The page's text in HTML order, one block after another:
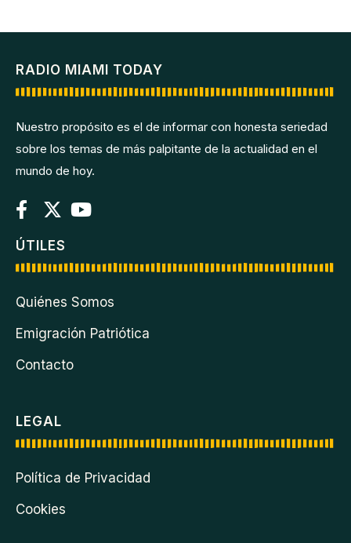
RADIO MIAMI TODAY
Nuestro propósito es el de informar con honesta seriedad
sobre los temas de más palpitante de la actualidad en el
mundo de hoy.
ÚTILES
Quiénes Somos
Emigración Patriótica
Contacto
LEGAL
Política de Privacidad
Cookies